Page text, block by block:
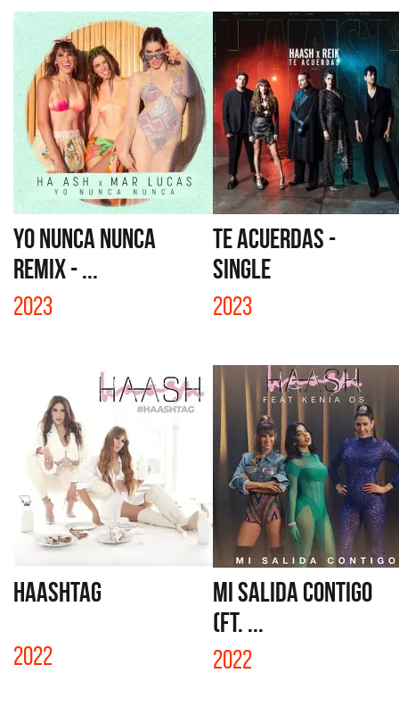
YO NUNCA NUNCA
REMIX - ...
2023
TE ACUERDAS -
SINGLE
2023
HAASHTAG
2022
MI SALIDA CONTIGO
(FT. ...
2022